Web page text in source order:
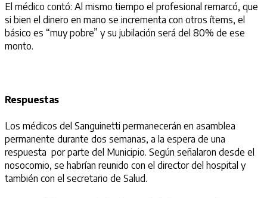
El médico contó: Al mismo tiempo el profesional remarcó, que
si bien el dinero en mano se incrementa con otros ítems, el
básico es “muy pobre” y su jubilación será del 80% de ese
monto.
Respuestas
Los médicos del Sanguinetti permanecerán en asamblea
permanente durante dos semanas, a la espera de una
respuesta por parte del Municipio. Según señalaron desde el
nosocomio, se habrían reunido con el director del hospital y
también con el secretario de Salud.